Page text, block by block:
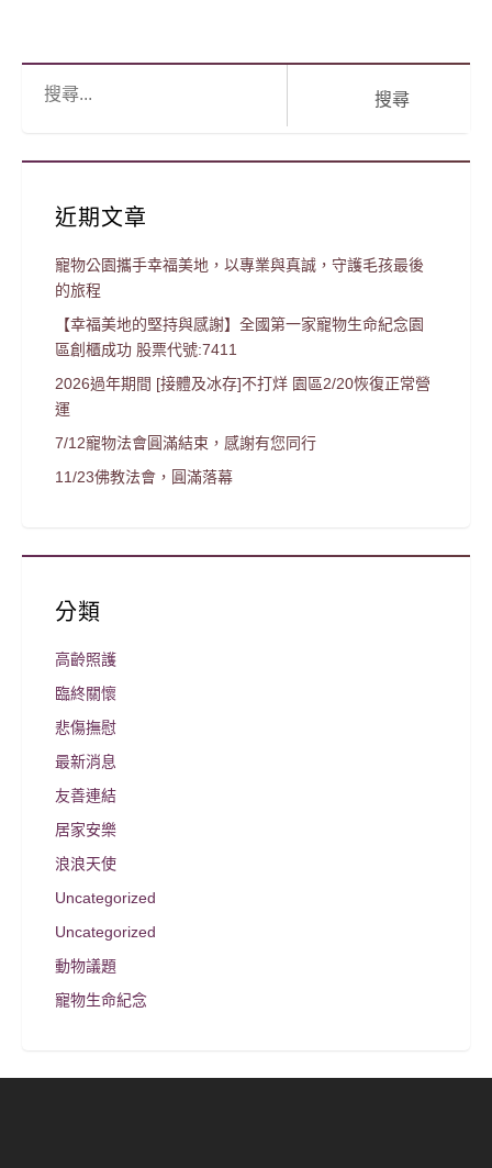
覽
近期文章
寵物公園攜手幸福美地，以專業與真誠，守護毛孩最後
的旅程
【幸福美地的堅持與感謝】全國第一家寵物生命紀念園
區創櫃成功 股票代號:7411
2026過年期間 [接體及冰存]不打烊 園區2/20恢復正常營
運
7/12寵物法會圓滿結束，感謝有您同行
11/23佛教法會，圓滿落幕
分類
高齡照護
臨終關懷
悲傷撫慰
最新消息
友善連結
居家安樂
浪浪天使
Uncategorized
Uncategorized
動物議題
寵物生命紀念